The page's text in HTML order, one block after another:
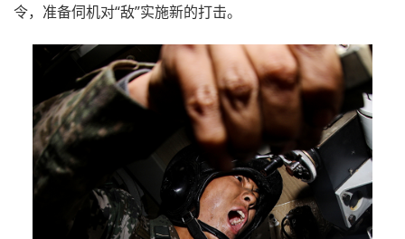
令，准备伺机对“敌”实施新的打击。